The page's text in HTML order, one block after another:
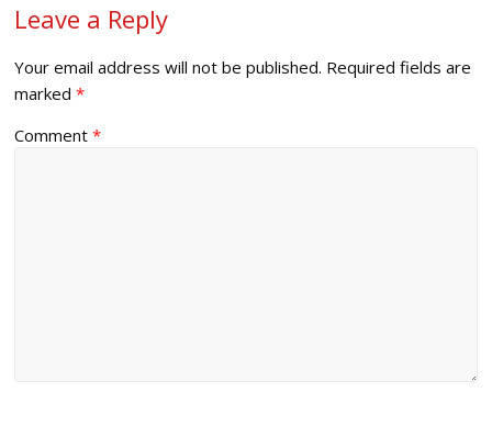
Leave a Reply
Your email address will not be published. Required fields are
marked*
Comment*